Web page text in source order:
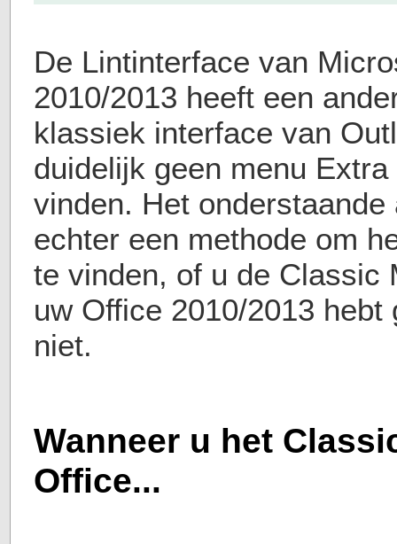
De Lintinterface van
2010/2013 heeft een
klassiek interface van
duidelijk geen menu
vinden. Het onderstaande
echter een methode om
te vinden, of u de Classic
uw Office 2010/2013
niet.
Wanneer u het
Office...